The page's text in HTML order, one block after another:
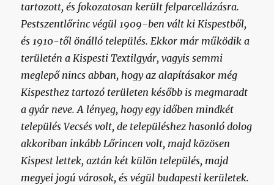
tartozott, és fokozatosan került felparcellázásra.
Pestszentlőrinc végül 1909-ben vált ki Kispestből,
és 1910-től önálló település. Ekkor már működik a
területén a Kispesti Textilgyár, vagyis semmi
meglepő nincs abban, hogy az alapításakor még
Kispesthez tartozó területen később is megmaradt
a gyár neve. A lényeg, hogy egy időben mindkét
település Vecsés volt, de településhez hasonló dolog
akkoriban inkább Lőrincen volt, majd közösen
Kispest lettek, aztán két külön település, majd
megyei jogú városok, és végül budapesti kerületek.